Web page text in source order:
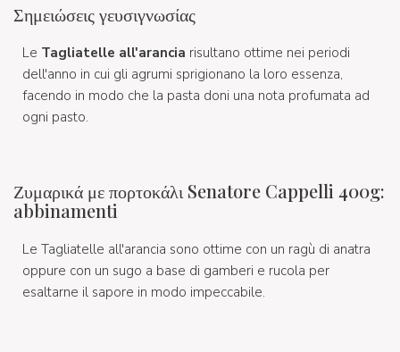
Σημειώσεις γευσιγνωσίας
Le Tagliatelle all'arancia risultano ottime nei periodi
dell'anno in cui gli agrumi sprigionano la loro essenza,
facendo in modo che la pasta doni una nota profumata ad
ogni pasto.
Ζυμαρικά με πορτοκάλι Senatore Cappelli 400g:
abbinamenti
Le Tagliatelle all'arancia sono ottime con un ragù di anatra
oppure con un sugo a base di gamberi e rucola per
esaltarne il sapore in modo impeccabile.